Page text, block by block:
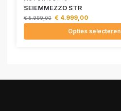
SEIEMMEZZO STR
€5.999,00 € 4.999,00
Opties selecteren